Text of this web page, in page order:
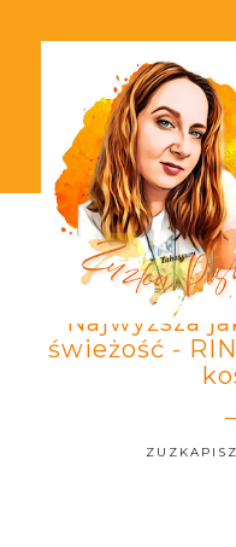
Najwyższa
świeżość -